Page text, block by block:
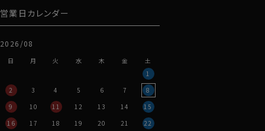
営業日カレンダー
2026/08
日 月 火 水 木 金
土
1
2
3 4 5 6 7
8
9
10 11 12 13 14
15
16
17 18 19 20 21
22